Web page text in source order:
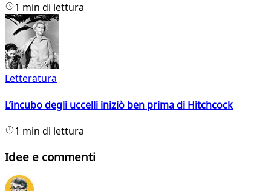
1 min di lettura
Letteratura
L’incubo degli uccelli iniziò ben prima di Hitchcock
1 min di lettura
Idee e commenti